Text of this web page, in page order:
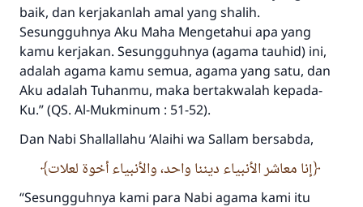
baik, dan kerjakanlah amal yang shalih.
Sesungguhnya Aku Maha Mengetahui apa yang
kamu kerjakan. Sesungguhnya (agama tauhid) ini,
adalah agama kamu semua, agama yang satu, dan
Aku adalah Tuhanmu, maka bertakwalah kepada-
Ku.”(QS. Al-Mukminum : 51-52).
Dan Nabi Shallallahu ’Alaihi wa Sallam bersabda,
إنا معاشر الأنبياء ديننا واحد، والأنبياء أخوة لعلات
“Sesungguhnya kami para Nabi agama kami itu